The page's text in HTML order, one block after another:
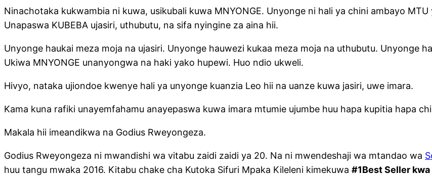
Ninachotaka kukwambia ni kuwa, usikubali kuwa MNYONGE. Unyonge ni hali ya chini ambayo
Unapaswa KUBEBA ujasiri, uthubutu, na sifa nyingine za aina hii.
Unyonge haukai meza moja na ujasiri. Unyonge hauwezi kukaa meza moja na uthubutu. Unyonge
Ukiwa MNYONGE unanyongwa na haki yako hupewi. Huo ndio ukweli.
Hivyo, nataka ujiondoe kwenye hali ya unyonge kuanzia Leo hii na uanze kuwa jasiri, uwe imara.
Kama kuna rafiki unayemfahamu anayepaswa kuwa imara mtumie ujumbe huu hapa kupitia hapa
Makala hii imeandikwa na Godius Rweyongeza.
Godius Rweyongeza ni mwandishi wa vitabu zaidi zaidi ya 20. Na ni mwendeshaji wa mtandao wa
huu tangu mwaka 2016. Kitabu chake cha Kutoka Sifuri Mpaka Kileleni kimekuwa #1Best Seller